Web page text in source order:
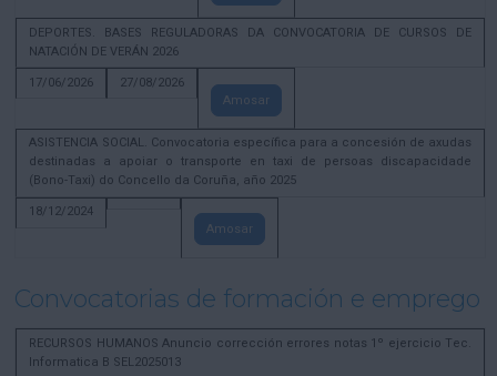
DEPORTES. BASES REGULADORAS DA CONVOCATORIA DE CURSOS DE
NATACIÓN DE VERÁN 2026
17/06/2026
27/08/2026
Amosar
ASISTENCIA SOCIAL. Convocatoria específica para a concesión de axudas
destinadas a apoiar o transporte en taxi de persoas discapacidade
(Bono-Taxi) do Concello da Coruña, año 2025
18/12/2024
Amosar
Convocatorias de formación e emprego
RECURSOS HUMANOS Anuncio corrección errores notas 1º ejercicio Tec.
Informatica B SEL2025013